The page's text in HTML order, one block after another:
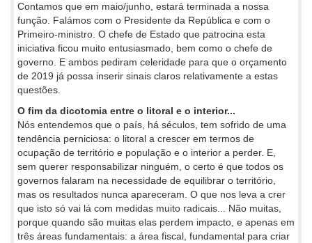
Contamos que em maio/junho, estará terminada a nossa
função. Falámos com o Presidente da República e com o
Primeiro-ministro. O chefe de Estado que patrocina esta
iniciativa ficou muito entusiasmado, bem como o chefe de
governo. E ambos pediram celeridade para que o orçamento
de 2019 já possa inserir sinais claros relativamente a estas
questões.
O fim da dicotomia entre o litoral e o interior...
Nós entendemos que o país, há séculos, tem sofrido de uma
tendência perniciosa: o litoral a crescer em termos de
ocupação de território e população e o interior a perder. E,
sem querer responsabilizar ninguém, o certo é que todos os
governos falaram na necessidade de equilibrar o território,
mas os resultados nunca apareceram. O que nos leva a crer
que isto só vai lá com medidas muito radicais... Não muitas,
porque quando são muitas elas perdem impacto, e apenas em
três áreas fundamentais: a área fiscal, fundamental para criar